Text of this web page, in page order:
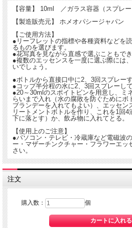
調和された状態へと導くサポートをしてくれます
更されたり、販売終了となる場合などがござい
■アルコール分19％ スピリッツ
※この商品はお酒です。20歳以上の年齢であるこ
販売いたしません。
【容量】 10ml ／ガラス容器（スプレー
【製造販売元】 ホメオパシージャパン
【ご使用方法】
●リーフレットの指標や各種資料などを
るものを選びます。
●花写真を見ながら直感で選ぶこともでき
●複数のエッセンスを一度に選ぶ際には
いでしょう。
●ボトルから直接口中に2、3回スプレーす
●コップ半分程の水に2、3回スプレーし
●20～30mlのスポイトビンを用意し、ミ
らいまで入れ（水の腐敗を防ぐためにボ
ブランデーを入れてもよい）、エッセン
リートメントボトルを作り、これを1回
下に落とす）か、飲み物に入れてとる。
【使用上のご注意】
●パソコン・テレビ・冷蔵庫など電磁波
ー・マザーチンクチャー・フラワーエッ
さい。
注文
購入数： 個